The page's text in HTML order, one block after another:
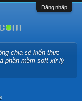
Đăng nhập
chia sẻ kiến thức
phần mềm soft xử lý